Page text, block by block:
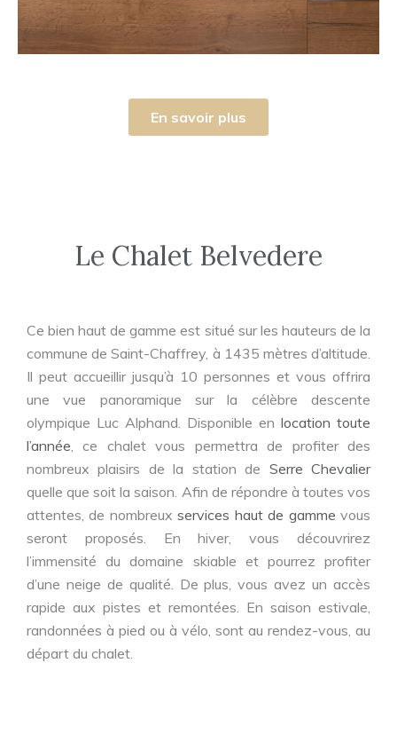
En savoir plus
Le Chalet Belvedere
Ce bien haut de gamme est situé sur les hauteurs de la
commune de Saint-Chaffrey, à 1435 mètres d’altitude.
Il peut accueillir jusqu’à 10 personnes et vous offrira
une vue panoramique sur la célèbre descente
olympique Luc Alphand. Disponible en location toute
l’année, ce chalet vous permettra de profiter des
nombreux plaisirs de la station de Serre Chevalier
quelle que soit la saison. Afin de répondre à toutes vos
attentes, de nombreuxservices haut de gamme vous
seront proposés. En hiver, vous découvrirez
l’immensité du domaine skiable et pourrez profiter
d’une neige de qualité. De plus, vous avez un accès
rapide aux pistes et remontées. En saison estivale,
randonnées à pied ou à vélo, sont au rendez-vous, au
départ du chalet.